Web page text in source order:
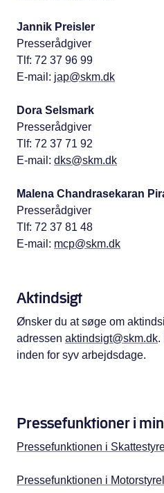
Jannik Preisler
Presserådgiver
Tlf: 72 37 96 99
E-mail: jap@skm.dk
Dora Selsmark
Presserådgiver
Tlf: 72 37 71 92
E-mail: dks@skm.dk
Malena Chandrasekaran
Presserådgiver
Tlf: 72 37 81 48
E-mail: mcp@skm.dk
Aktindsigt
Ønsker du at søge om
adressen aktindsigt@skm.dk.
inden for syv arbejdsdage.
Pressefunktioner i
Pressefunktionen i
Pressefunktionen i